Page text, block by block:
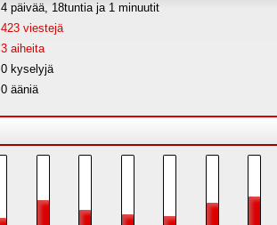
4 päivää, 18tuntia ja 1 minuutit
423 viestejä
3 aiheita
0 kyselyjä
0 ääniä